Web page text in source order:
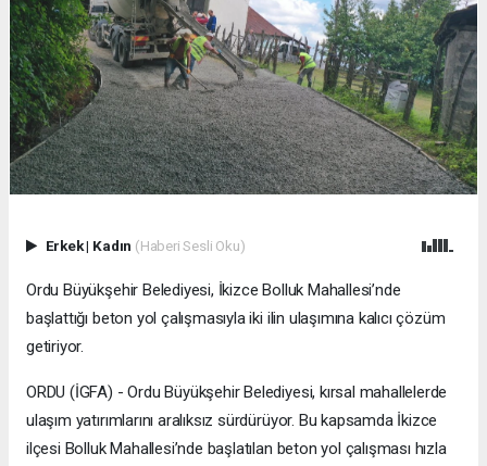
Erkek| Kadın (Haberi Sesli Oku)
Ordu Büyükşehir Belediyesi, İkizce Bolluk Mahallesi’nde
başlattığı beton yol çalışmasıyla iki ilin ulaşımına kalıcı çözüm
getiriyor.
ORDU (İGFA) - Ordu Büyükşehir Belediyesi, kırsal mahallelerde
ulaşım yatırımlarını aralıksız sürdürüyor. Bu kapsamda İkizce
ilçesi Bolluk Mahallesi’nde başlatılan beton yol çalışması hızla